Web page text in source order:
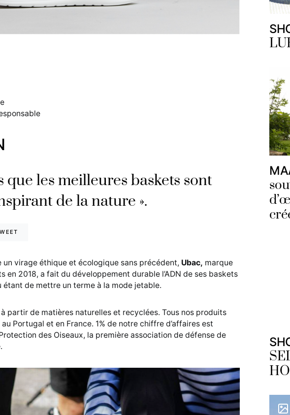
que les meilleures baskets sont
de la nature ».
un virage éthique et écologique sans précédent, Ubac, marque
en 2018, a fait du développement durable l’ADN de ses baskets
étant de mettre un terme à la mode jetable.
partir de matières naturelles et recyclées. Tous nos produits
Portugal et en France. 1% de notre chiffre d’affaires est
des Oiseaux, la première association de défense de